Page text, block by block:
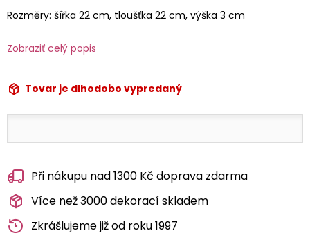
Rozměry: šířka 22 cm, tloušťka 22 cm, výška 3 cm
Zobraziť celý popis
Tovar je dlhodobo vypredaný
Při nákupu nad 1300 Kč doprava zdarma
Více než 3000 dekorací skladem
Zkrášlujeme již od roku 1997